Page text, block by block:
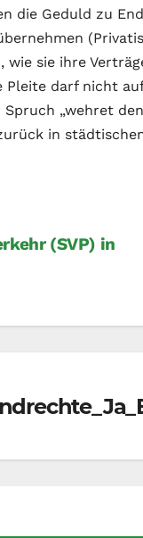
die Geduld zu
wie sie ihre
Pleite darf nicht
„wehret
in
(SVP) in